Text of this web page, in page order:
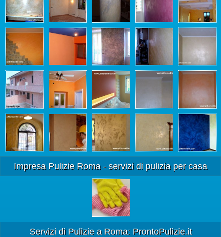
Impresa Pulizie Roma - servizi di pulizia per casa
Servizi di Pulizie a Roma: ProntoPulizie.it